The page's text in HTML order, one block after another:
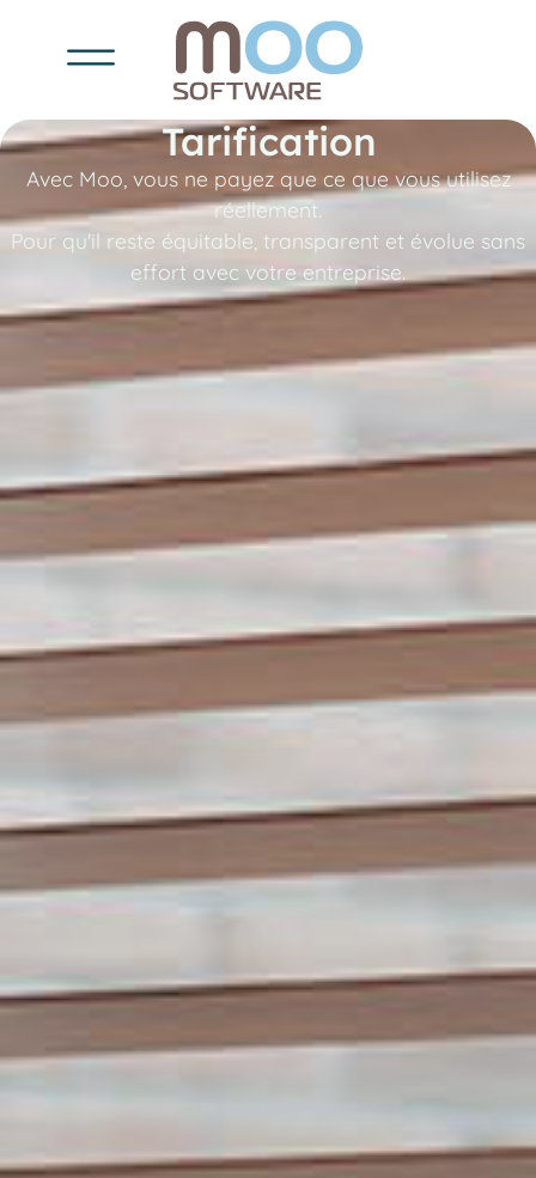
Tarification
Avec Moo, vous ne payez que ce que vous utilisez
réellement.
Pour qu'il reste équitable, transparent et évolue sans
effort avec votre entreprise.